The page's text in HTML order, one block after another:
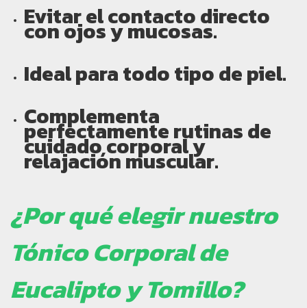
Evitar el contacto directo
con ojos y mucosas.
Ideal para todo tipo de piel.
Complementa
perfectamente rutinas de
cuidado corporal y
relajación muscular.
¿Por qué elegir nuestro
Tónico Corporal de
Eucalipto y Tomillo?